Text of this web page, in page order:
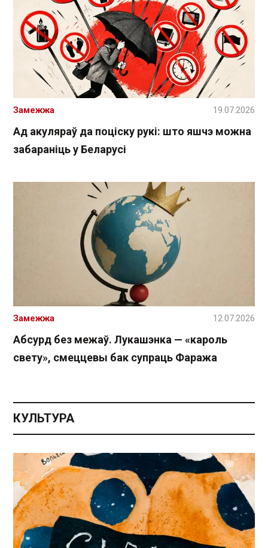
Ад акуляраў да поціску рукі: што яшчэ можна
забараніць у Беларусі
Замежжа 19.07.2026
Абсурд без межаў. Лукашэнка — «кароль
свету», смеццевы бак супраць Фаража
Замежжа 12.07.2026
КУЛЬТУРА